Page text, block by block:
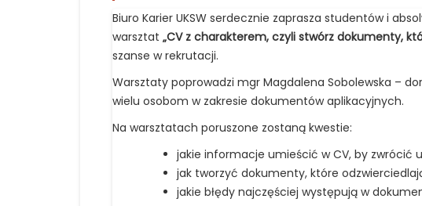
Biuro Karier UKSW serdecznie zaprasza studentów i
warsztat „CV z charakterem, czyli stwórz dokumenty,
szanse w rekrutacji.
Warsztaty poprowadzi mgr Magdalena Sobolewska –
wielu osobom w zakresie dokumentów aplikacyjnych.
Na warsztatach poruszone zostaną kwestie:
jakie informacje umieścić w CV, by zwrócić
jak tworzyć dokumenty, które
jakie błędy najczęściej występują w